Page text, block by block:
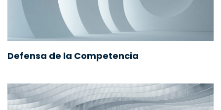
Defensa de la Competencia